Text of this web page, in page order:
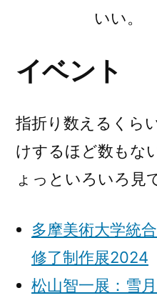
いい。
イベント
指折り数えるくら
けするほど数もな
ょっといろいろ見
多摩美術大学統
修了制作展2024
松山智一展：雪